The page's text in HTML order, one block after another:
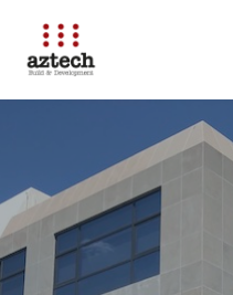
περιεχόμενο